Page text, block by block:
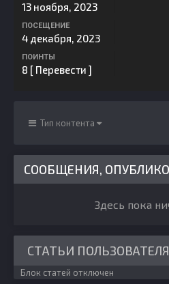
13 ноября, 2023
ПОСЕЩЕНИЕ
4 декабря, 2023
ПОИНТЫ
8 [ Перевести ]
Тип контента
СООБЩЕНИЯ,
Здесь пока
СТАТЬИ ПОЛЬЗОВАТЕЛЯ
Блок статей отключен